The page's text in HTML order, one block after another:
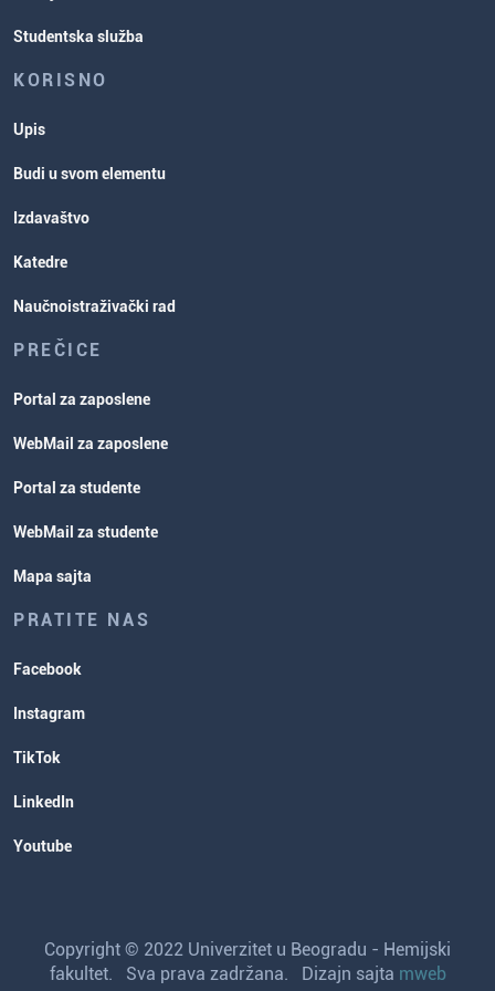
Studentska služba
KORISNO
Upis
Budi u svom elementu
Izdavaštvo
Katedre
Naučnoistraživački rad
PREČICE
Portal za zaposlene
WebMail za zaposlene
Portal za studente
WebMail za studente
Mapa sajta
PRATITE NAS
Facebook
Instagram
TikTok
LinkedIn
Youtube
Copyright © 2022 Univerzitet u Beogradu - Hemijski
fakultet. Sva prava zadržana. Dizajn sajta mweb